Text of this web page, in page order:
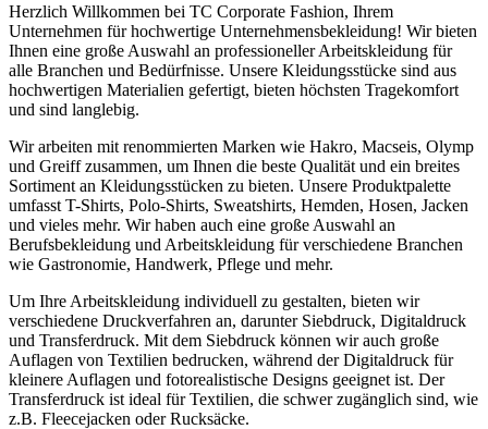
Herzlich Willkommen bei TC Corporate Fashion, Ihrem
Unternehmen für hochwertige Unternehmensbekleidung! Wir bieten
Ihnen eine große Auswahl an professioneller Arbeitskleidung für
alle Branchen und Bedürfnisse. Unsere Kleidungsstücke sind aus
hochwertigen Materialien gefertigt, bieten höchsten Tragekomfort
und sind langlebig.
Wir arbeiten mit renommierten Marken wie Hakro, Macseis, Olymp
und Greiff zusammen, um Ihnen die beste Qualität und ein breites
Sortiment an Kleidungsstücken zu bieten. Unsere Produktpalette
umfasst T-Shirts, Polo-Shirts, Sweatshirts, Hemden, Hosen, Jacken
und vieles mehr. Wir haben auch eine große Auswahl an
Berufsbekleidung und Arbeitskleidung für verschiedene Branchen
wie Gastronomie, Handwerk, Pflege und mehr.
Um Ihre Arbeitskleidung individuell zu gestalten, bieten wir
verschiedene Druckverfahren an, darunter Siebdruck, Digitaldruck
und Transferdruck. Mit dem Siebdruck können wir auch große
Auflagen von Textilien bedrucken, während der Digitaldruck für
kleinere Auflagen und fotorealistische Designs geeignet ist. Der
Transferdruck ist ideal für Textilien, die schwer zugänglich sind, wie
z.B. Fleecejacken oder Rucksäcke.